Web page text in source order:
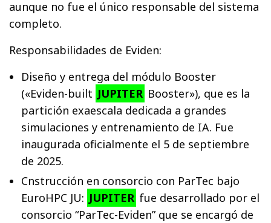
aunque no fue el único responsable del sistema
completo.
Responsabilidades de Eviden:
Diseño y entrega del módulo Booster
(«Eviden-built JUPITER Booster»), que es la
partición exaescala dedicada a grandes
simulaciones y entrenamiento de IA. Fue
inaugurada oficialmente el 5 de septiembre
de 2025.
Cnstrucción en consorcio con ParTec bajo
EuroHPC JU: JUPITER fue desarrollado por el
consorcio “ParTec-Eviden” que se encargó de